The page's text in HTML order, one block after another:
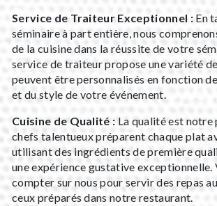
Service de Traiteur Exceptionnel :En
séminaire à part entière, nous
de la cuisine dans la réussite de votre
service de traiteur propose une variété
peuvent être personnalisés en fonction
et du style de votre événement.
Cuisine de Qualité : La qualité est
chefs talentueux préparent chaque plat
utilisant des ingrédients de première
une expérience gustative exceptionnelle.
compter sur nous pour servir des repas
ceux préparés dans notre restaurant.